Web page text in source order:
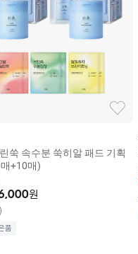
쑥 속수분 쑥히알 패드 기획
+10매)
원
)
품